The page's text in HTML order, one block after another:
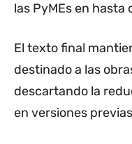
las PyMEs en hasta
El texto final
destinado a las
descartando la
en versiones